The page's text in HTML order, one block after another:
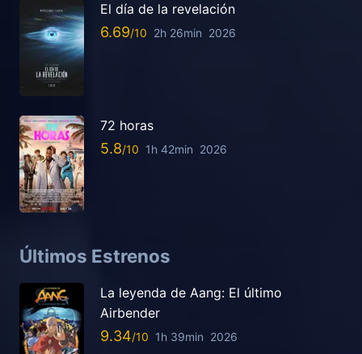
El día de la revelación
6.69 2h 26min 2026
72 horas
5.8 1h 42min 2026
Últimos Estrenos
La leyenda de Aang: El último
Airbender
9.34 1h 39min 2026